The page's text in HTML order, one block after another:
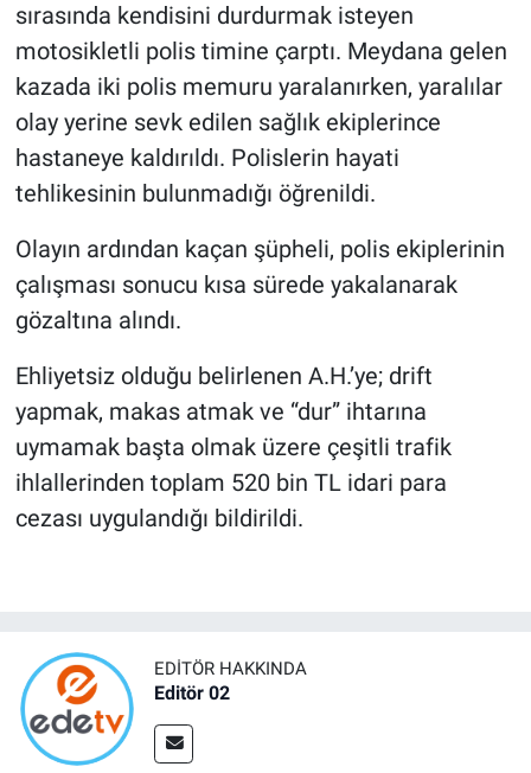
sırasında kendisini durdurmak isteyen
motosikletli polis timine çarptı. Meydana gelen
kazada iki polis memuru yaralanırken, yaralılar
olay yerine sevk edilen sağlık ekiplerince
hastaneye kaldırıldı. Polislerin hayati
tehlikesinin bulunmadığı öğrenildi.
Olayın ardından kaçan şüpheli, polis ekiplerinin
çalışması sonucu kısa sürede yakalanarak
gözaltına alındı.
Ehliyetsiz olduğu belirlenen A.H.’ye; drift
yapmak, makas atmak ve “dur” ihtarına
uymamak başta olmak üzere çeşitli trafik
ihlallerinden toplam 520 bin TL idari para
cezası uygulandığı bildirildi.
EDITÖR HAKKINDA
Editör 02